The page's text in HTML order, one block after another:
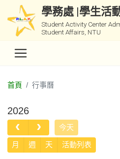
學務處 |學生活
Student Activity Center
Student Affairs, NTU
首頁 行事曆
今天
2026
月 週 天 活動列表